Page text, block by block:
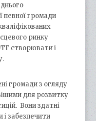
певної громади
ринку
створювати і
громади з огляду
для розвитку
Вони здатні
і забезпечити